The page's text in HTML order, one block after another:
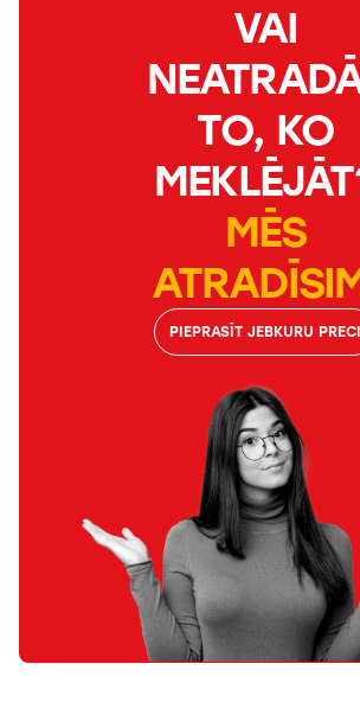
VAI
TO, KO
MĒS
PIEPRASĪT JEBKURU PRECI